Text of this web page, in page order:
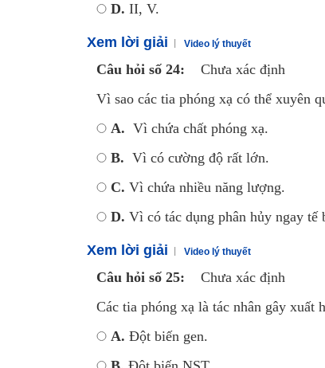
D. II, V.
Xem lời giải Video lý thuyết
Câu hỏi số 24:
Chưa xác định
Vì sao các tia phóng xạ có thể xuyên
A. Vì chứa chất phóng xạ.
B. Vì có cường độ rất lớn.
C. Vì chứa nhiều năng lượng.
D. Vì có tác dụng phân hủy ngay tế
Xem lời giải Video lý thuyết
Câu hỏi số 25:
Chưa xác định
Các tia phóng xạ là tác nhân gây xuất
A. Đột biến gen.